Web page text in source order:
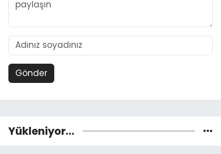
Gönder
Yükleniyor...